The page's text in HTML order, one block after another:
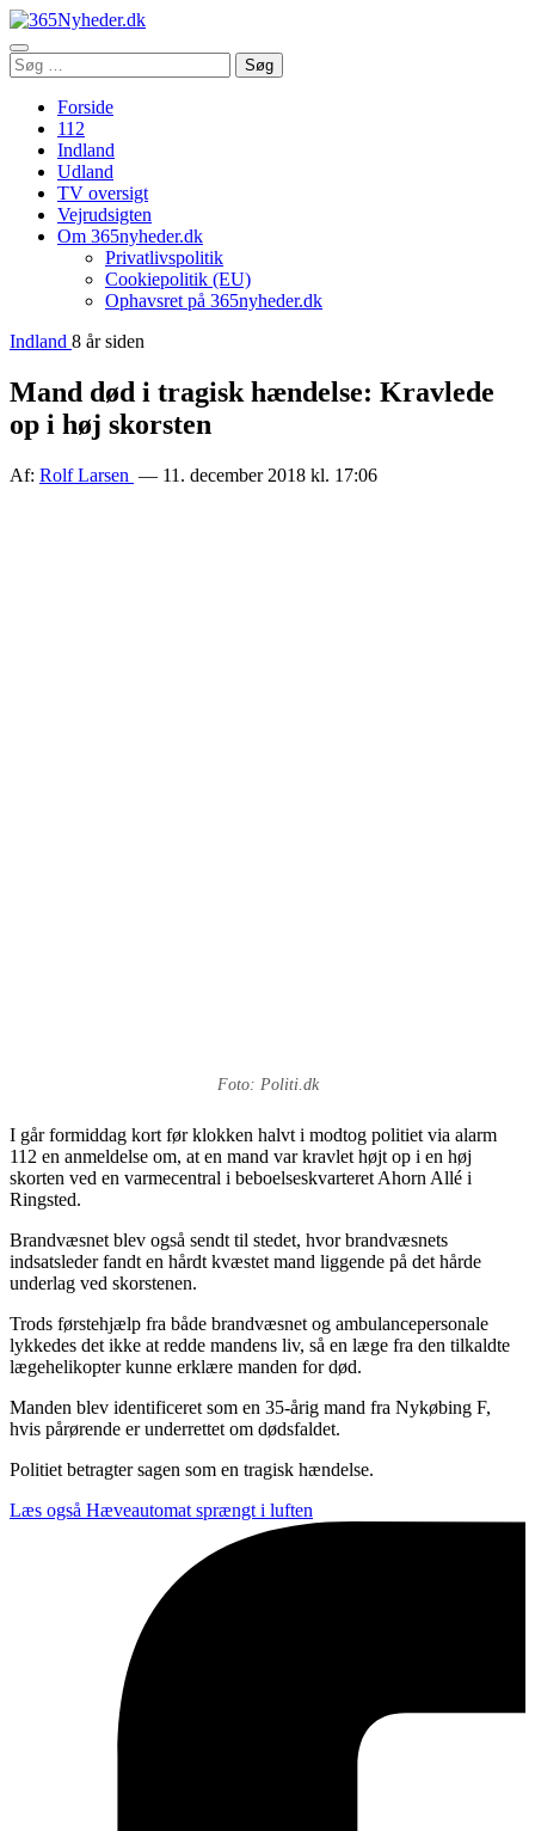
Åbn
menu
Søg
efter:
Søg
Forside
112
Indland
Udland
TV oversigt
Vejrudsigten
Om 365nyheder.dk
Privatlivspolitik
Cookiepolitik (EU)
Ophavsret på 365nyheder.dk
Indland 8 år siden
Mand død i tragisk hændelse: Kravlede
op i høj skorsten
Af: Rolf Larsen — 11. december 2018 kl. 17:06
Foto: Politi.dk
I går formiddag kort før klokken halvt i modtog politiet via alarm
112 en anmeldelse om, at en mand var kravlet højt op i en høj
skorten ved en varmecentral i beboelseskvarteret Ahorn Allé i
Ringsted.
Brandvæsnet blev også sendt til stedet, hvor brandvæsnets
indsatsleder fandt en hårdt kvæstet mand liggende på det hårde
underlag ved skorstenen.
Trods førstehjælp fra både brandvæsnet og ambulancepersonale
lykkedes det ikke at redde mandens liv, så en læge fra den tilkaldte
lægehelikopter kunne erklære manden for død.
Manden blev identificeret som en 35-årig mand fra Nykøbing F,
hvis pårørende er underrettet om dødsfaldet.
Politiet betragter sagen som en tragisk hændelse.
Læs også Hæveautomat sprængt i luften